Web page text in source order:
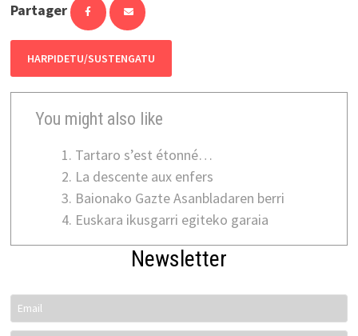
Partager
HARPIDETU/SUSTENGATU
You might also like
Tartaro s’est étonné…
La descente aux enfers
Baionako Gazte Asanbladaren berri
Euskara ikusgarri egiteko garaia
Newsletter